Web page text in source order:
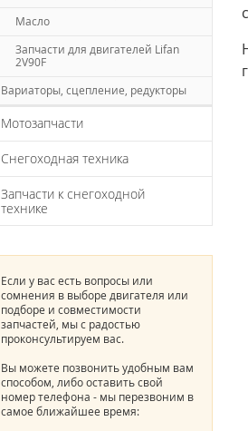
Масло
Запчасти для двигателей Lifan
2V90F
Вариаторы, сцепление, редукторы
Мотозапчасти
Снегоходная техника
Запчасти к снегоходной
технике
Если у вас есть вопросы или
сомнения в выборе двигателя или
подборе и совместимости
запчастей, мы с радостью
проконсультируем вас.
Вы можете позвонить удобным вам
способом, либо оставить свой
номер телефона - мы перезвоним в
самое ближайшее время: